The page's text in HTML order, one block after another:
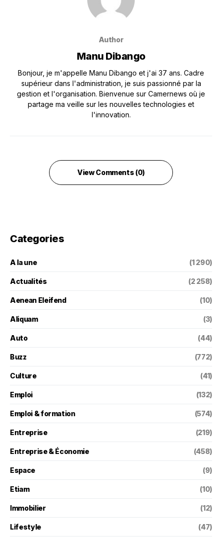
Author
Manu Dibango
Bonjour, je m'appelle Manu Dibango et j'ai 37 ans. Cadre
supérieur dans l'administration, je suis passionné par la
gestion et l'organisation. Bienvenue sur Camernews où je
partage ma veille sur les nouvelles technologies et
l'innovation.
View Comments (0)
Categories
A la une (1 290)
Actualités (2 258)
Aenean Eleifend (10)
Aliquam (3)
Auto (44)
Buzz (772)
Culture (41)
Emploi (132)
Emploi & formation (574)
Entreprise (219)
Entreprise & Économie (458)
Espace (9)
Etiam (10)
Immobilier (12)
Lifestyle (47)